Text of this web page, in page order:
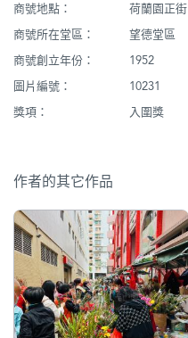
商號地點：
荷蘭園正
商號所在堂區：
望德堂區
商號創立年份：
1952
圖片編號：
10231
獎項：
入圍獎
作者的其它作品